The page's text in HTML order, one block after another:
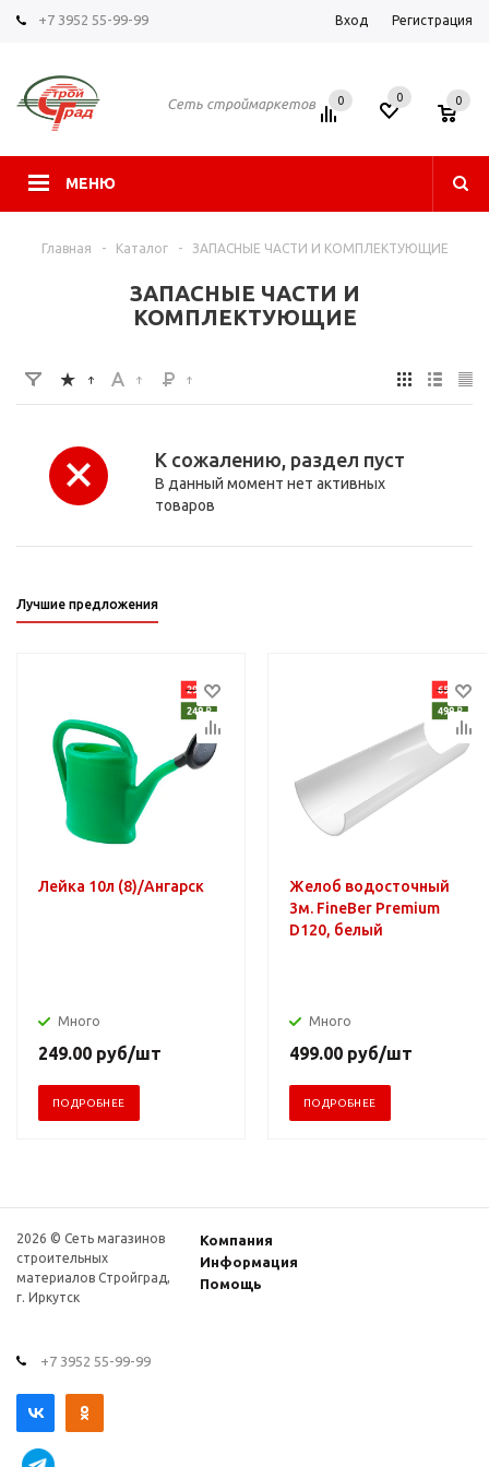
+7 3952 55-99-99 Вход Регистрация
Сеть строймаркетов
МЕНЮ
0 0 0
Главная - Каталог - ЗАПАСНЫЕ ЧАСТИ И КОМПЛЕКТУЮЩИЕ
ЗАПАСНЫЕ ЧАСТИ И
КОМПЛЕКТУЮЩИЕ
К сожалению, раздел пуст
В данный момент нет активных
товаров
Лучшие предложения
Лейка 10л (8)/Ангарск
Много
249.00 руб/шт
ПОДРОБНЕЕ
Желоб водосточный
3м. FineBer Premium
D120, белый
Много
499.00 руб/шт
ПОДРОБНЕЕ
2026 © Сеть магазинов
строительных
материалов Стройград,
г. Иркутск
Компания
Информация
Помощь
+7 3952 55-99-99